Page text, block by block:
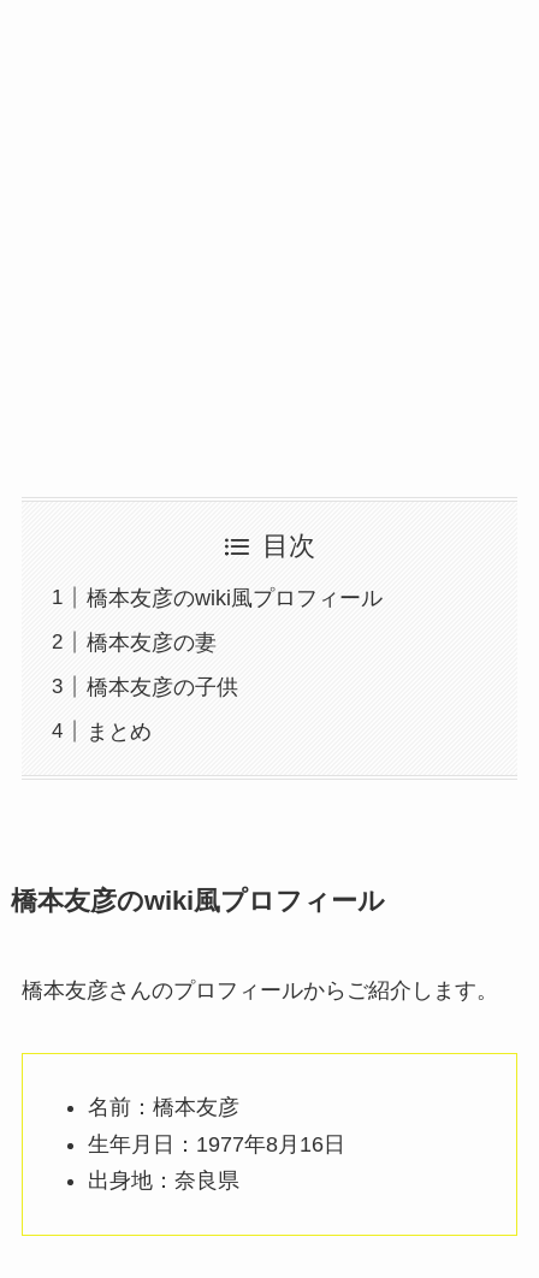
目次
橋本友彦のwiki風プロフィール
橋本友彦の妻
橋本友彦の子供
まとめ
橋本友彦のwiki風プロフィール
橋本友彦さんのプロフィールからご紹介します。
名前：橋本友彦
生年月日：1977年8月16日
出身地：奈良県